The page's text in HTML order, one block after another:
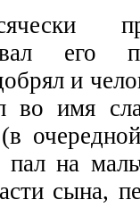
его
и
во имя
на
сына,